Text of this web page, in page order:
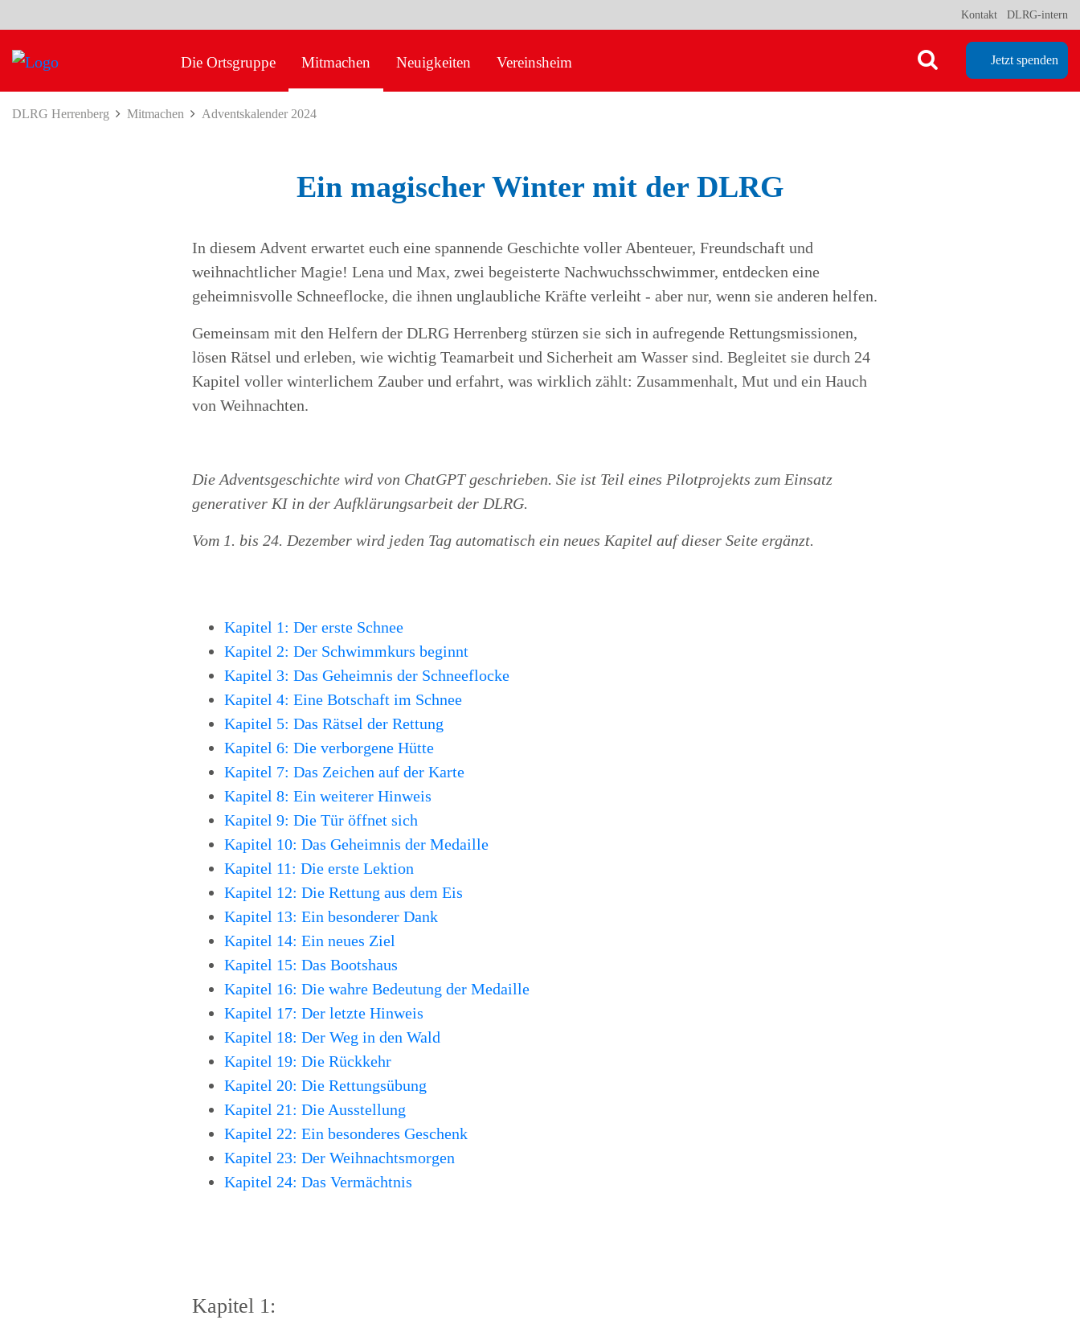
Kontakt DLRG-intern
Die Ortsgruppe Mitmachen Neuigkeiten Vereinsheim Jetzt spenden
DLRG Herrenberg Mitmachen Adventskalender 2024
Ein magischer Winter mit der DLRG
In diesem Advent erwartet euch eine spannende Geschichte voller Abenteuer, Freundschaft und
weihnachtlicher Magie! Lena und Max, zwei begeisterte Nachwuchsschwimmer, entdecken eine
geheimnisvolle Schneeflocke, die ihnen unglaubliche Kräfte verleiht - aber nur, wenn sie anderen helfen.
Gemeinsam mit den Helfern der DLRG Herrenberg stürzen sie sich in aufregende Rettungsmissionen,
lösen Rätsel und erleben, wie wichtig Teamarbeit und Sicherheit am Wasser sind. Begleitet sie durch 24
Kapitel voller winterlichem Zauber und erfahrt, was wirklich zählt: Zusammenhalt, Mut und ein Hauch
von Weihnachten.
Die Adventsgeschichte wird von ChatGPT geschrieben. Sie ist Teil eines Pilotprojekts zum Einsatz
generativer KI in der Aufklärungsarbeit der DLRG.
Vom 1. bis 24. Dezember wird jeden Tag automatisch ein neues Kapitel auf dieser Seite ergänzt.
Kapitel 1: Der erste Schnee
Kapitel 2: Der Schwimmkurs beginnt
Kapitel 3: Das Geheimnis der Schneeflocke
Kapitel 4: Eine Botschaft im Schnee
Kapitel 5: Das Rätsel der Rettung
Kapitel 6: Die verborgene Hütte
Kapitel 7: Das Zeichen auf der Karte
Kapitel 8: Ein weiterer Hinweis
Kapitel 9: Die Tür öffnet sich
Kapitel 10: Das Geheimnis der Medaille
Kapitel 11: Die erste Lektion
Kapitel 12: Die Rettung aus dem Eis
Kapitel 13: Ein besonderer Dank
Kapitel 14: Ein neues Ziel
Kapitel 15: Das Bootshaus
Kapitel 16: Die wahre Bedeutung der Medaille
Kapitel 17: Der letzte Hinweis
Kapitel 18: Der Weg in den Wald
Kapitel 19: Die Rückkehr
Kapitel 20: Die Rettungsübung
Kapitel 21: Die Ausstellung
Kapitel 22: Ein besonderes Geschenk
Kapitel 23: Der Weihnachtsmorgen
Kapitel 24: Das Vermächtnis
Kapitel 1: